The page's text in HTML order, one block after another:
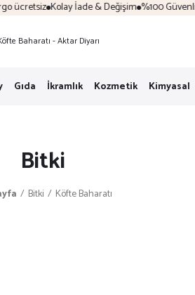
ücretsiz Kolay İade & Değişim %100 Güvenli
Gıda İkramlık Kozmetik Kimyasal
Bitki
Bitki Köfte Baharatı